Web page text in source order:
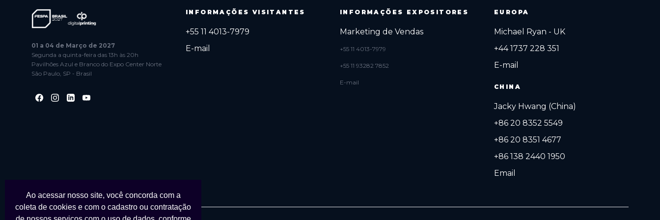
01 a 04 de Março de 2027
Segunda a quinta-feira das 13h às 20h
Pavilhões Azul e Branco do Expo Center Norte
São Paulo, SP - Brasil
INFORMAÇÕES VISITANTES
+55 11 4013-7979
E-mail
INFORMAÇÕES EXPOSITORES
Marketing de Vendas
+55 11 4013-7979
+55 11 93282 7852
E-mail
EUROPA
Michael Ryan - UK
+44 1737 228 351
E-mail
CHINA
Jacky Hwang (China)
+86 20 8352 5549
+86 20 8351 4677
+86 138 2440 1950
Email
Ao acessar nosso site, você concorda com a
coleta de cookies e com o cadastro ou contratação